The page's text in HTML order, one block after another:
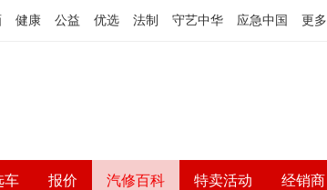
健康 公益 优选 法制 守艺中华 应急中国 更多
车 报价 汽修百科 特卖活动 经销商